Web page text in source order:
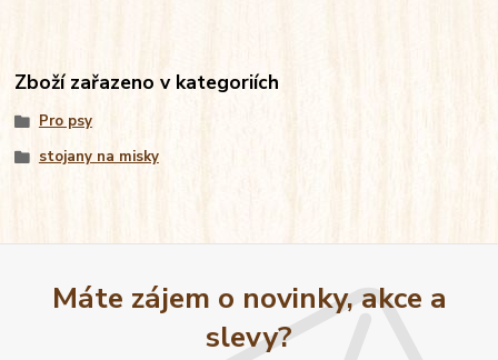
Zboží zařazeno v kategoriích
Pro psy
stojany na misky
Máte zájem o novinky, akce a
slevy?